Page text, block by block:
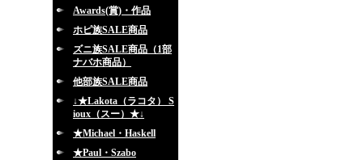
Awards(賞)・作品
ホピ族SALE商品
ズニ族SALE商品（1部
ナバホ商品）
他部族SALE商品
↓★Lakota（ラコタ） S
ioux（スー）★↓
★Michael・Haskell
★Paul・Szabo